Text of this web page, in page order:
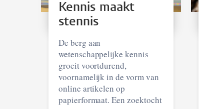
Kennis maakt
stennis
De berg aan
wetenschappelijke kennis
groeit voortdurend,
voornamelijk in de vorm van
online artikelen op
papierformaat. Een zoektocht